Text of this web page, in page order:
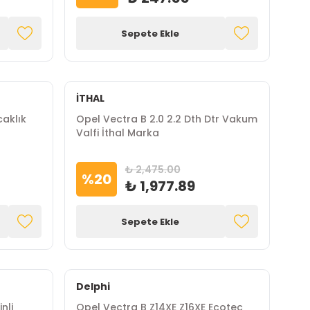
Sepete Ekle
İTHAL
Opel Vectra B 2.0 2.2 Dth Dtr Vakum
Valfi İthal Marka
%20 ₺ 2,475.00
₺ 1,977.89
Sepete Ekle
Delphi
Opel Vectra B Z14XE Z16XE Ecotec